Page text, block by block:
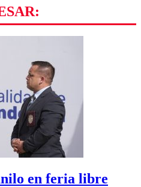
en feria libre